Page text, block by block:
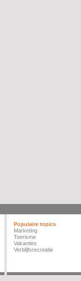
Populaire topics
Marketing
Toerisme
Vakanties
Verblijfsrecreatie